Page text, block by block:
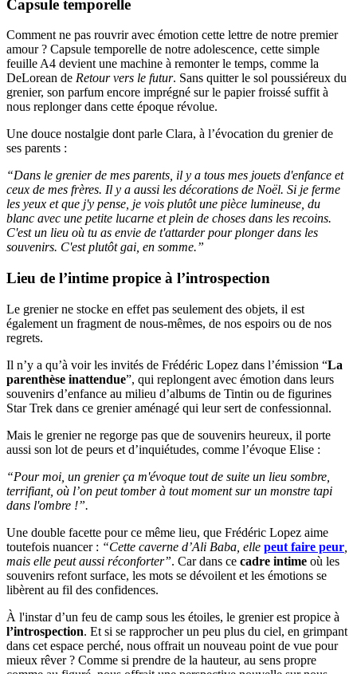
Capsule temporelle
Comment ne pas rouvrir avec émotion cette lettre de notre premier
amour ? Capsule temporelle de notre adolescence, cette simple
feuille A4 devient une machine à remonter le temps, comme la
DeLorean de Retour vers le futur. Sans quitter le sol poussiéreux du
grenier, son parfum encore imprégné sur le papier froissé suffit à
nous replonger dans cette époque révolue.
Une douce nostalgie dont parle Clara, à l’évocation du grenier de
ses parents :
“Dans le grenier de mes parents, il y a tous mes jouets d'enfance et
ceux de mes frères. Il y a aussi les décorations de Noël. Si je ferme
les yeux et que j'y pense, je vois plutôt une pièce lumineuse, du
blanc avec une petite lucarne et plein de choses dans les recoins.
C'est un lieu où tu as envie de t'attarder pour plonger dans les
souvenirs. C'est plutôt gai, en somme.”
Lieu de l’intime propice à l’introspection
Le grenier ne stocke en effet pas seulement des objets, il est
également un fragment de nous-mêmes, de nos espoirs ou de nos
regrets.
Il n’y a qu’à voir les invités de Frédéric Lopez dans l’émission “La
parenthèse inattendue”, qui replongent avec émotion dans leurs
souvenirs d’enfance au milieu d’albums de Tintin ou de figurines
Star Trek dans ce grenier aménagé qui leur sert de confessionnal.
Mais le grenier ne regorge pas que de souvenirs heureux, il porte
aussi son lot de peurs et d’inquiétudes, comme l’évoque Elise :
“Pour moi, un grenier ça m'évoque tout de suite un lieu sombre,
terrifiant, où l’on peut tomber à tout moment sur un monstre tapi
dans l'ombre !”.
Une double facette pour ce même lieu, que Frédéric Lopez aime
toutefois nuancer : “Cette caverne d’Ali Baba, elle peut faire peur
mais elle peut aussi réconforter”. Car dans ce cadre intime où les
souvenirs refont surface, les mots se dévoilent et les émotions se
libèrent au fil des confidences.
À l'instar d’un feu de camp sous les étoiles, le grenier est propice à
l’introspection. Et si se rapprocher un peu plus du ciel, en grimpant
dans cet espace perché, nous offrait un nouveau point de vue pour
mieux rêver ? Comme si prendre de la hauteur, au sens propre